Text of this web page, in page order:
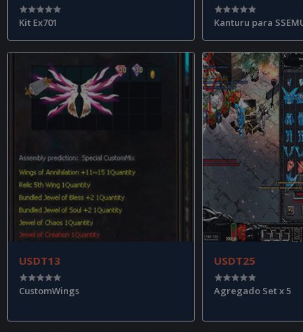
Kit Ex701 Kanturu para
USDT13
CustomWings
USDT25
Agregado Set x 5